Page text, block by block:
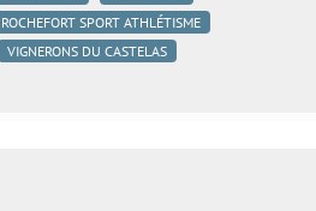
ROCHEFORT SPORT ATHLÉTISME
VIGNERONS DU CASTELAS